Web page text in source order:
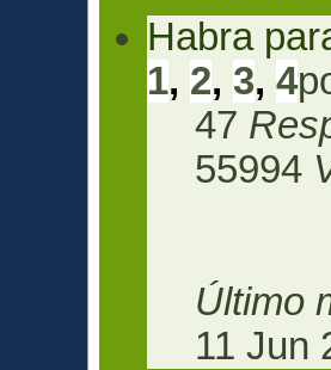
Habra
1, 2, 3,4
47
55994
Último
11 Jun